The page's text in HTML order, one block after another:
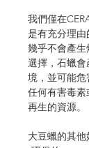
我們僅在
是有充分理由
幾乎不會產
選擇，石蠟
境，並可能
任何有害毒
再生的資源。
大豆蠟的其他